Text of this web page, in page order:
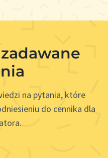
na pytania, które
do cennika dla